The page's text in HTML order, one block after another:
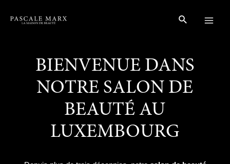
Rechercher
BIENVENUE DANS
NOTRE SALON DE
BEAUTÉ AU
LUXEMBOURG